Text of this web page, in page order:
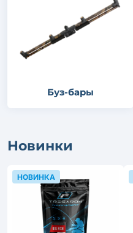
Буз-бары
Новинки
НОВИНКА